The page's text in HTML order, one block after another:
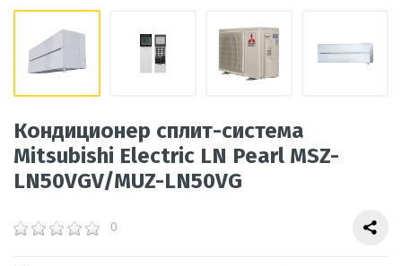
Кондиционер сплит-система
Mitsubishi Electric LN Pearl MSZ-
LN50VGV/MUZ-LN50VG
0